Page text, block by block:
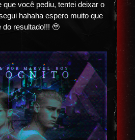
que você pediu, tentei deixar o
hahaha espero muito que
do resultado!!! 🥹